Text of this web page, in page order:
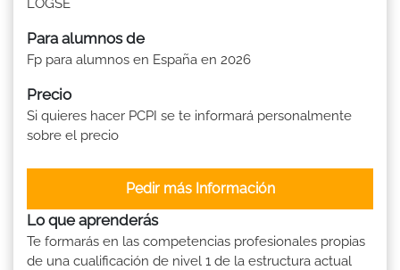
LOGSE
Para alumnos de
Fp para alumnos en España en 2026
Precio
Si quieres hacer PCPI se te informará personalmente
sobre el precio
Pedir más Información
Lo que aprenderás
Te formarás en las competencias profesionales propias
de una cualificación de nivel 1 de la estructura actual